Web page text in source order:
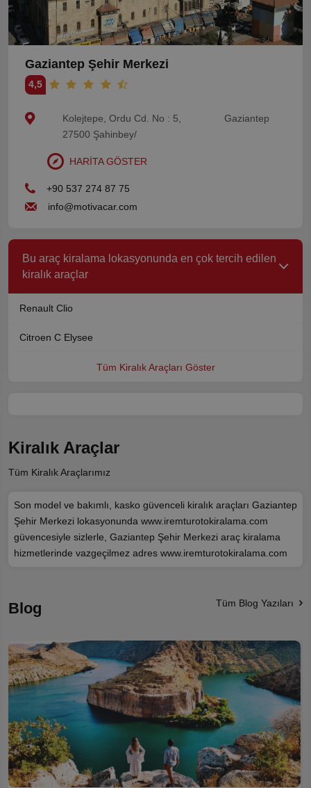
Kiralık Araçlar
Tüm Kiralık Araçlarımız
Son model ve bakımlı, kasko güvenceli kiralık araçları Gaziantep
Şehir Merkezi lokasyonunda www.iremturotokiralama.com
güvencesiyle sizlerle, Gaziantep Şehir Merkezi araç kiralama
hizmetlerinde vazgeçilmez adres www.iremturotokiralama.com
Blog Tüm Blog Yazıları
Gaziantep Şehir Merkezi
4,5
Kolejtepe, Ordu Cd. No : 5,
27500 Şahinbey/
Gaziantep
HARİTA GÖSTER
+90 537 274 87 75
info@motivacar.com
Bu araç kiralama lokasyonunda en çok tercih edilen
kiralık araçlar
Renault Clio
Citroen C Elysee
Tüm Kiralık Araçları Göster